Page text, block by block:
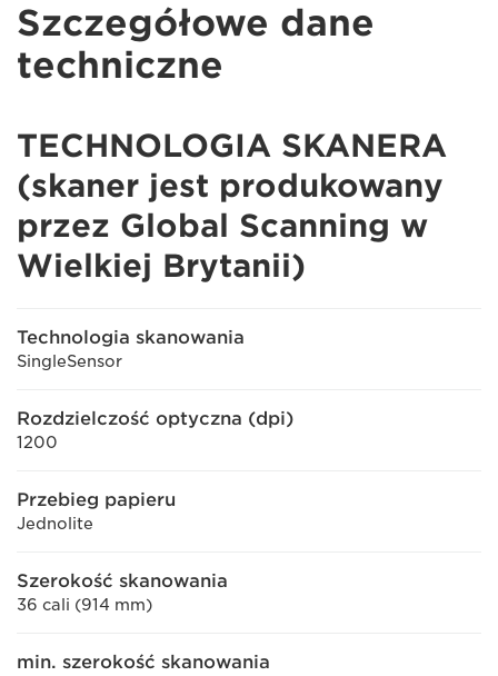
Szczegółowe dane
techniczne
TECHNOLOGIA SKANERA
(skaner jest produkowany
przez Global Scanning w
Wielkiej Brytanii)
Technologia skanowania
SingleSensor
Rozdzielczość optyczna (dpi)
1200
Przebieg papieru
Jednolite
Szerokość skanowania
36 cali (914 mm)
min. szerokość skanowania